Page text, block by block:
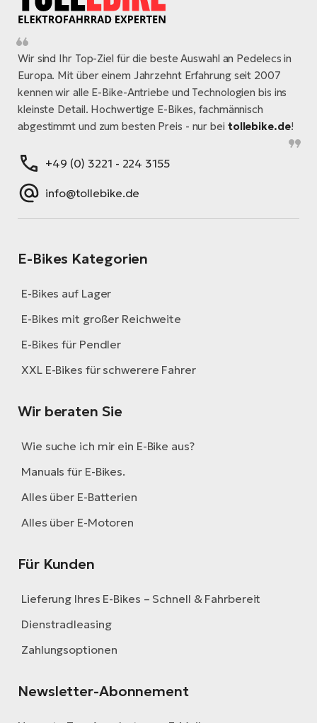
Wir sind Ihr Top-Ziel für die beste Auswahl an Pedelecs in
Europa. Mit über einem Jahrzehnt Erfahrung seit 2007
kennen wir alle E-Bike-Antriebe und Technologien bis ins
kleinste Detail. Hochwertige E-Bikes, fachmännisch
abgestimmt und zum besten Preis - nur bei tollebike.de!
+49 (0) 3221 - 224 3155
info@tollebike.de
E-Bikes Kategorien
E-Bikes auf Lager
E-Bikes mit großer Reichweite
E-Bikes für Pendler
XXL E-Bikes für schwerere Fahrer
Wir beraten Sie
Wie suche ich mir ein E-Bike aus?
Manuals für E-Bikes.
Alles über E-Batterien
Alles über E-Motoren
Für Kunden
Lieferung Ihres E-Bikes – Schnell & Fahrbereit
Dienstradleasing
Zahlungsoptionen
Newsletter-Abonnement